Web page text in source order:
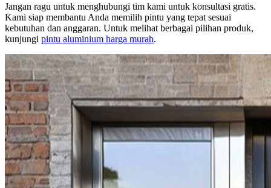
Jangan ragu untuk menghubungi tim kami untuk konsultasi gratis.
Kami siap membantu Anda memilih pintu yang tepat sesuai
kebutuhan dan anggaran. Untuk melihat berbagai pilihan produk,
kunjungi pintu aluminium harga murah.